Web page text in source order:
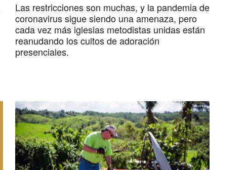
Las restricciones son muchas, y la pandemia de
coronavirus sigue siendo una amenaza, pero
cada vez más iglesias metodistas unidas están
reanudando los cultos de adoración
presenciales.